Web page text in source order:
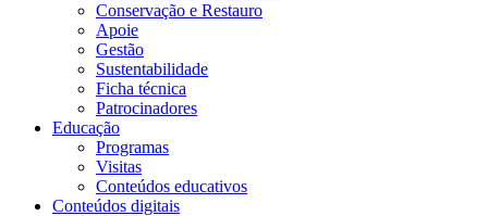
Conservação e Restauro
Apoie
Gestão
Sustentabilidade
Ficha técnica
Patrocinadores
Educação
Programas
Visitas
Conteúdos educativos​
Conteúdos digitais